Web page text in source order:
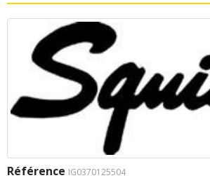
Référence IG0370125504